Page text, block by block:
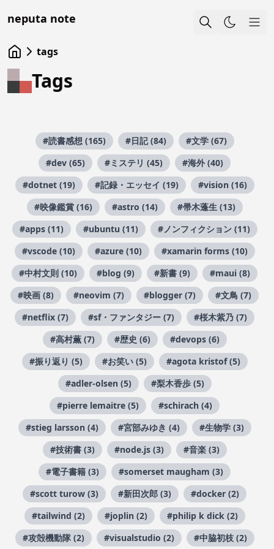
neputa note
tags
Tags
#読書感想 (165) #日記 (84)
#文学 (67)
#dev (65)
#ミステリ (45)
#海外 (40)
#dotnet (19)
#記録・エッセイ (19)
#vision (16)
#映像鑑賞 (16)
#astro (14)
#帚木蓬生 (13)
#apps (11)
#ubuntu (11)
#ノンフィクション (11)
#vscode (10)
#azure (10)
#xamarin forms (10)
#中村文則 (10)
#blog (9) #新書 (9)
#maui (8)
#映画 (8)
#neovim (7) #blogger (7)
#文鳥 (7)
#netflix (7)
#sf・ファンタジー (7)
#桜木紫乃 (7)
#高村薫 (7)
#歴史 (6)
#devops (6)
#振り返り (5)
#お笑い (5)
#agota kristof (5)
#adler-olsen (5)
#梨木香歩 (5)
#pierre lemaitre (5)
#schirach (4)
#stieg larsson (4)
#宮部みゆき (4)
#生物学 (3)
#技術書 (3)
#node.js (3)
#音楽 (3)
#電子書籍 (3)
#somerset maugham (3)
#scott turow (3)
#新田次郎 (3)
#docker (2)
#tailwind (2)
#joplin (2)
#philip k dick (2)
#攻殻機動隊 (2)
#visualstudio (2) #中脇初枝 (2)